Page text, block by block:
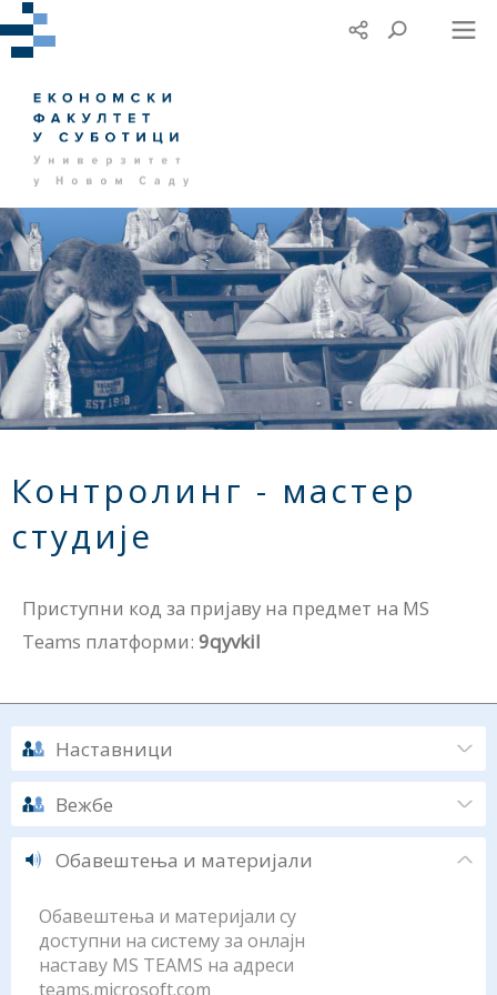
Контролинг - мастер
студије
Приступни код за пријаву на предмет на MS
Teams платформи: 9qyvkil
Наставници
Вежбе
Обавештења и материјали
Обавештења и материјали су
доступни на систему за онлајн
наставу MS TEAMS на адреси
teams.microsoft.com